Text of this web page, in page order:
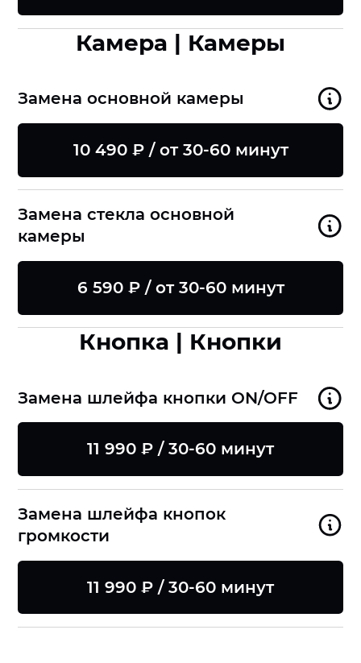
Камера | Камеры
Замена основной камеры
10 490 ₽ / от 30-60 минут
Замена стекла основной
камеры
6 590 ₽ / от 30-60 минут
Кнопка | Кнопки
Замена шлейфа кнопки ON/OFF
11 990 ₽ / 30-60 минут
Замена шлейфа кнопок
громкости
11 990 ₽ / 30-60 минут